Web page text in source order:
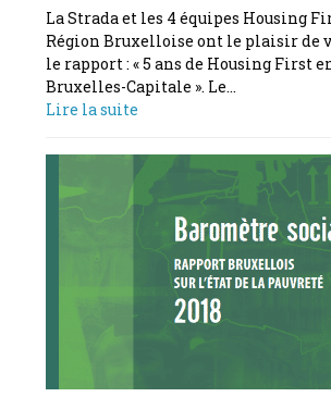
La Strada et les 4 équipes Housing
Région Bruxelloise ont le plaisir de
le rapport : « 5 ans de Housing First
Bruxelles-Capitale ». Le…
Lire la suite